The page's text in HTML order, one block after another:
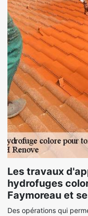
Les travaux
hydrofuges
Faymoreau et
Des opérations qui